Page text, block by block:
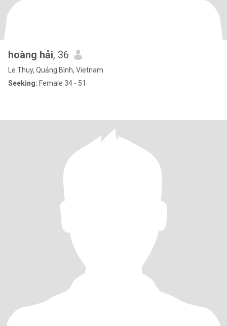
hoàng hải, 36
Le Thuy, Quảng Bình, Vietnam
Seeking: Female 34 - 51